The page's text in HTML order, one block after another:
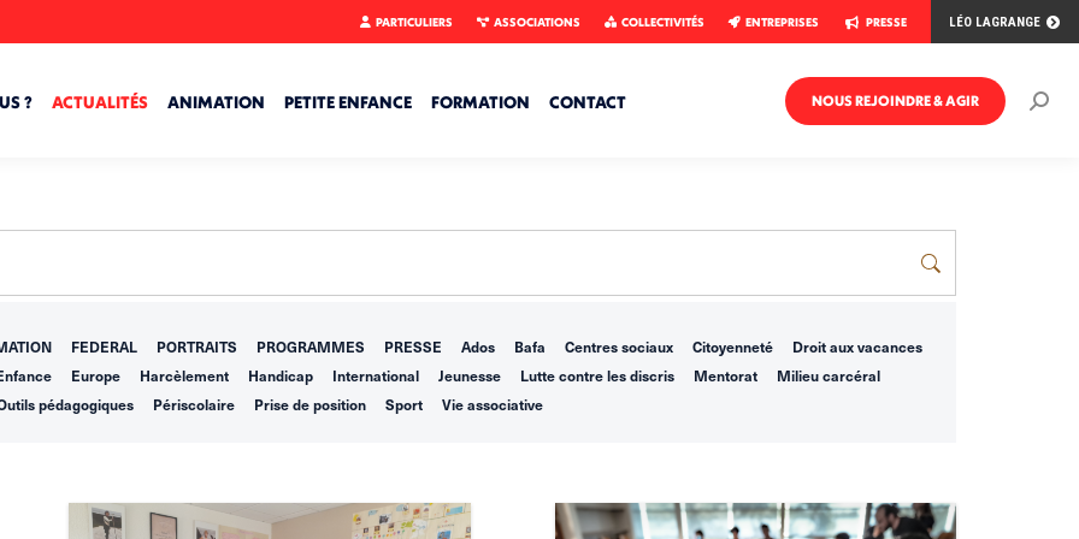
PARTICULIERS ASSOCIATIONS COLLECTIVITÉS ENTREPRISES PRESSE LÉO LAGRANGE
? ACTUALITÉS ANIMATION PETITE ENFANCE FORMATION CONTACT NOUS REJOINDRE & AGIR
FEDERAL PORTRAITS PROGRAMMES PRESSE Ados Bafa Centres sociaux Citoyenneté
Droit aux vacances
Europe Harcèlement Handicap International Jeunesse Lutte contre les discris Mentorat
Milieu carcéral
pédagogiques
Périscolaire Prise de position Sport Vie associative